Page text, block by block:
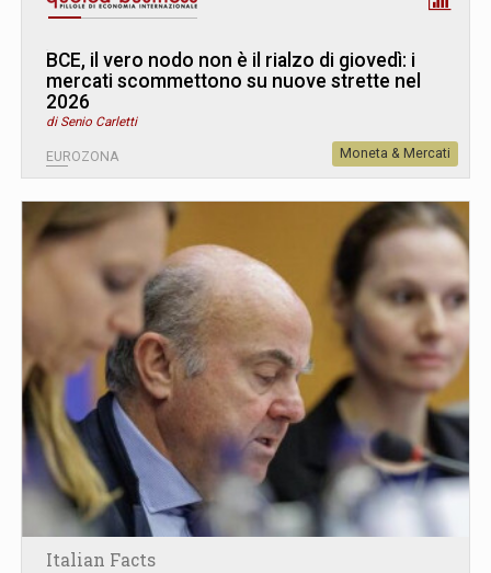
BCE, il vero nodo non è il rialzo di giovedì: i
mercati scommettono su nuove strette nel
2026
di Senio Carletti
EUROZONA Moneta & Mercati
Italian Facts